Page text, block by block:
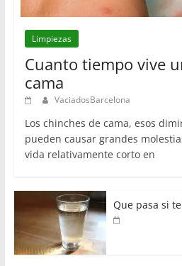
Limpiezas
Cuanto tiempo vive
cama
VaciadosBarcelona
Los chinches de cama, esos
pueden causar grandes
vida relativamente corto en
Que pasa si